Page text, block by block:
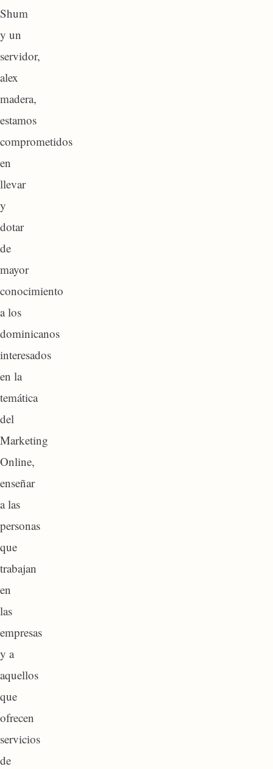
Shum
y un
servidor,
alex
madera,
estamos
comprometidos
en
llevar
y
dotar
de
mayor
conocimiento
a los
dominicanos
interesados
en la
temática
del
Marketing
Online,
enseñar
a las
personas
que
trabajan
en
las
empresas
y a
aquellos
que
ofrecen
servicios
de